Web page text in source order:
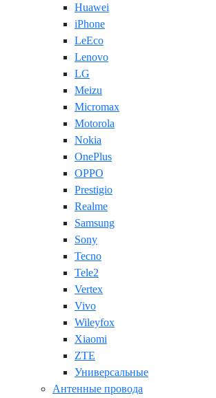
Huawei
iPhone
LeEco
Lenovo
LG
Meizu
Micromax
Motorola
Nokia
OnePlus
OPPO
Prestigio
Realme
Samsung
Sony
Tecno
Tele2
Vertex
Vivo
Wileyfox
Xiaomi
ZTE
Универсальные
Антенные провода